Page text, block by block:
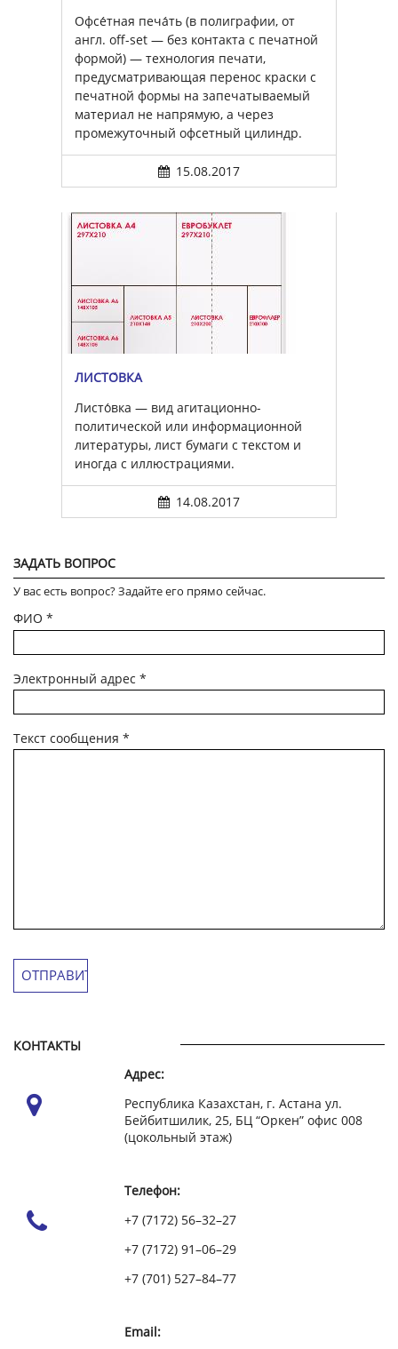
Офсе́тная печа́ть (в полиграфии, от
англ. off-set — без контакта с печатной
формой) — технология печати,
предусматривающая перенос краски с
печатной формы на запечатываемый
материал не напрямую, а через
промежуточный офсетный цилиндр.
15.08.2017
ЛИСТО́ВКА
Листо́вка — вид агитационно-
политической или информационной
литературы, лист бумаги с текстом и
иногда с иллюстрациями.
14.08.2017
ЗАДАТЬ ВОПРОС
У вас есть вопрос? Задайте его прямо сейчас.
ФИО *
Электронный адрес *
Текст сообщения *
КОНТАКТЫ
Адрес:
Республика Казахстан, г. Астана ул.
Бейбитшилик, 25, БЦ “Оркен” офис 008
(цокольный этаж)
Телефон:
+7 (7172) 56–32–27
+7 (7172) 91–06–29
+7 (701) 527–84–77
Email: